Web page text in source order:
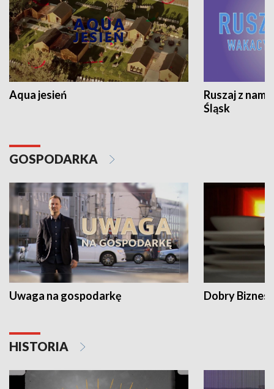
Aqua jesień
Ruszaj z
Śląsk
GOSPODARKA
Uwaga na gospodarkę Dobry Biznes
HISTORIA